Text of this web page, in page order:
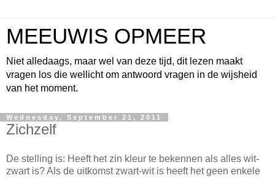
MEEUWIS OPMEER
Niet alledaags, maar wel van deze tijd, dit lezen maakt
vragen los die wellicht om antwoord vragen in de wijsheid
van het moment.
Wednesday, September 21, 2011
Zichzelf
De stelling is: Heeft het zin kleur te bekennen als alles wit-
zwart is? Als de uitkomst zwart-wit is heeft het geen enkele